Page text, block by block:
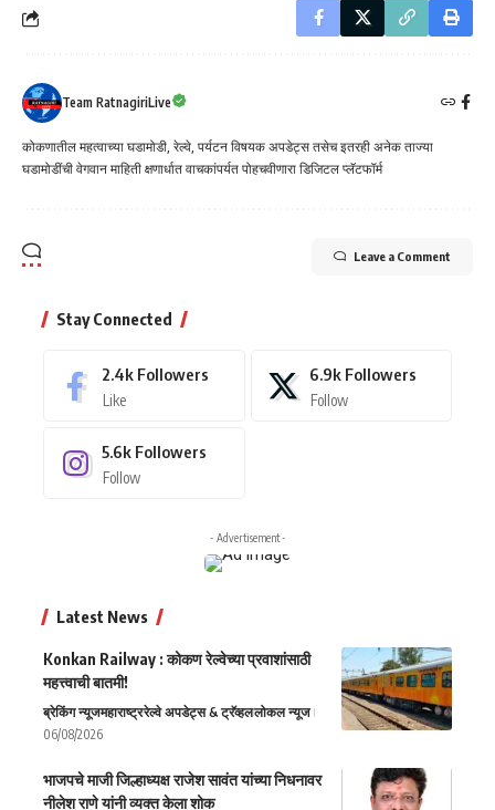
Team RatnagiriLive
कोकणातील महत्वाच्या घडामोडी, रेल्वे, पर्यटन विषयक अपडेट्स तसेच इतरही अनेक ताज्या
घडामोडींची वेगवान माहिती क्षणार्धात वाचकांपर्यत पोहचवीणारा डिजिटल प्लॅटफॉर्म
Leave a Comment
Stay Connected
2.4k Followers
Like
6.9k Followers
Follow
5.6k Followers
Follow
- Advertisement -
Latest News
Konkan Railway : कोकण रेल्वेच्या प्रवाशांसाठी
महत्त्वाची बातमी!
ब्रेकिंग न्यूजमहाराष्ट्ररेल्वे अपडेट्स & ट्रॅव्हललोकल न्यूज
06/08/2026
भाजपचे माजी जिल्हाध्यक्ष राजेश सावंत यांच्या निधनावर
नीलेश राणे यांनी व्यक्त केला शोक